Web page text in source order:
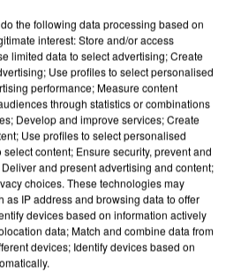
supposés de la DZ Mafia
avoir mené ses opérations en
do the following data processing based on
interest: Store and/or access
limited data to select advertising; Create
Use profiles to select personalised
performance; Measure content
through statistics or combinations
Develop and improve services; Create
Use profiles to select personalised
content; Ensure security, prevent and
and present advertising and content;
choices. These technologies may
as IP address and browsing data to offer
devices based on information actively
data; Match and combine data from
devices; Identify devices based on